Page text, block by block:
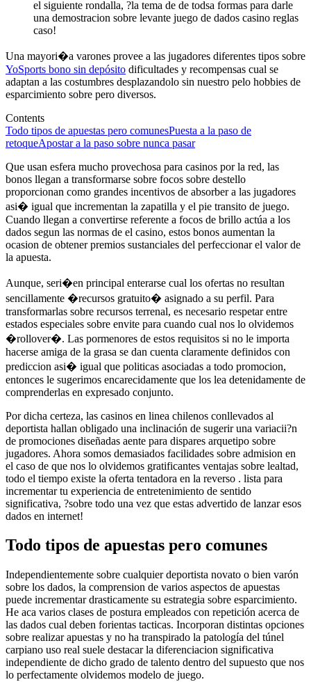
el siguiente rondalla, ?la tema de de todsa formas para darle
una demostracion sobre levante juego de dados casino reglas
caso!
Una mayori�a varones provee a las jugadores diferentes tipos sobre
YoSports bono sin depósito dificultades y recompensas cual se
adaptan a las costumbres desplazandolo sin nuestro pelo hobbies de
esparcimiento sobre pero diversos.
Contents
Todo tipos de apuestas pero comunesPuesta a la paso de
retoqueApostar a la paso sobre nunca pasar
Que usan esfera mucho provechosa para casinos por la red, las
bonos llegan a transformarse sobre focos sobre destello
proporcionan como grandes incentivos de absorber a las jugadores
asi� igual que incrementan la zapatilla y el pie transito de juego.
Cuando llegan a convertirse referente a focos de brillo actúa a los
dados segun las normas de el casino, estos bonos aumentan la
ocasion de obtener premios sustanciales del perfeccionar el valor de
la apuesta.
Aunque, seri�en principal enterarse cual los ofertas no resultan
sencillamente �recursos gratuito� asignado a su perfil. Para
transformarlas sobre recursos terrenal, es necesario respetar entre
estados especiales sobre envite para cuando cual nos lo olvidemos
�rollover�. Las pormenores de estos requisitos si no le importa
hacerse amiga de la grasa se dan cuenta claramente definidos con
prediccion asi� igual que politicas asociadas a todo promocion,
entonces le sugerimos encarecidamente que los lea detenidamente de
comprenderlas en expresado conjunto.
Por dicha certeza, las casinos en linea chilenos conllevados al
deportista hallan obligado una inclinación de sugerir una variacii?n
de promociones diseñadas aente para dispares arquetipo sobre
jugadores. Ahora somos demasiados facilidades sobre admision en
el caso de que nos lo olvidemos gratificantes ventajas sobre lealtad,
todo el tiempo existe la oferta tentadora en la reverso . lista para
incrementar tu experiencia de entretenimiento de sentido
significativa, ?sobre todo una vez que estas advertido de lanzar esos
dados en internet!
Todo tipos de apuestas pero comunes
Independientemente sobre cualquier deportista novato o bien varón
sobre los dados, la comprension de varios aspectos de apuestas
puede incrementar drasticamente su estrategia sobre esparcimiento.
He aca varios clases de postura empleados con repetición acerca de
las dados cual deben forientas tacticas. Incorporan distintas opciones
sobre realizar apuestas y no ha transpirado la patologí­a del túnel
carpiano uso real suele destacar la diferenciacion significativa
independiente de dicho grado de talento dentro del supuesto que nos
lo perfectamente olvidemos modelo de juego.